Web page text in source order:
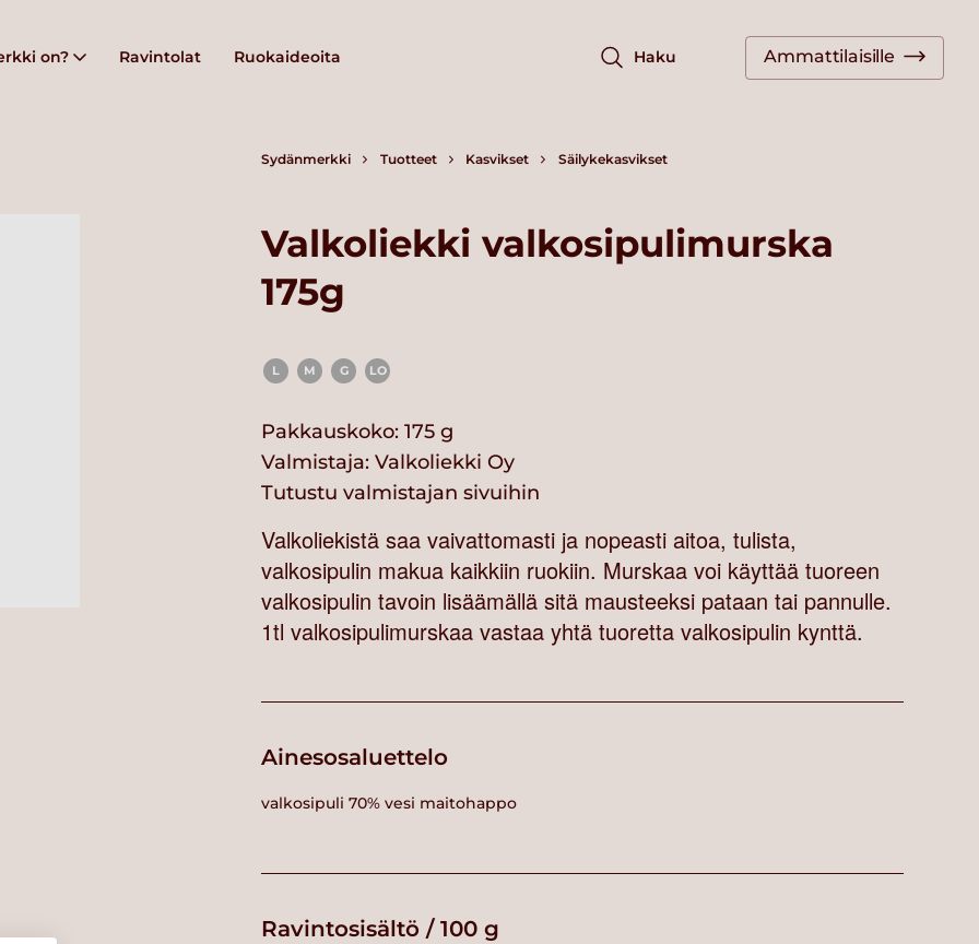
on? Ravintolat Ruokaideoita Haku Ammattilaisille
Sydänmerkki Tuotteet Kasvikset Säilykekasvikset
Valkoliekki valkosipulimurska
175g
L M G LO
Pakkauskoko: 175 g
Valmistaja: Valkoliekki Oy
Tutustu valmistajan sivuihin
Valkoliekistä saa vaivattomasti ja nopeasti aitoa, tulista,
valkosipulin makua kaikkiin ruokiin. Murskaa voi käyttää tuoreen
valkosipulin tavoin lisäämällä sitä mausteeksi pataan tai pannulle.
1tl valkosipulimurskaa vastaa yhtä tuoretta valkosipulin kynttä.
Ainesosaluettelo
valkosipuli 70% vesi maitohappo
Ravintosisältö / 100 g